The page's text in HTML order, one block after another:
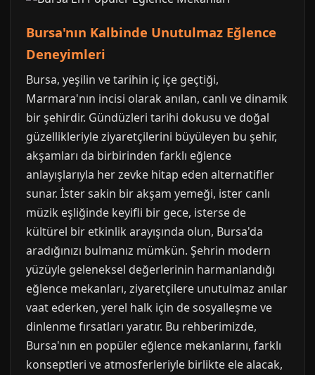
Bursa'nın Kalbinde Unutulmaz Eğlence
Deneyimleri
Bursa, yeşilin ve tarihin iç içe geçtiği,
Marmara'nın incisi olarak anılan, canlı ve dinamik
bir şehirdir. Gündüzleri tarihi dokusu ve doğal
güzellikleriyle ziyaretçilerini büyüleyen bu şehir,
akşamları da birbirinden farklı eğlence
anlayışlarıyla her zevke hitap eden alternatifler
sunar. İster sakin bir akşam yemeği, ister canlı
müzik eşliğinde keyifli bir gece, isterse de
kültürel bir etkinlik arayışında olun, Bursa'da
aradığınızı bulmanız mümkün. Şehrin modern
yüzüyle geleneksel değerlerinin harmanlandığı
eğlence mekanları, ziyaretçilere unutulmaz anılar
vaat ederken, yerel halk için de sosyalleşme ve
dinlenme fırsatları yaratır. Bu rehberimizde,
Bursa'nın en popüler eğlence mekanlarını, farklı
konseptleri ve atmosferleriyle birlikte ele alacak,